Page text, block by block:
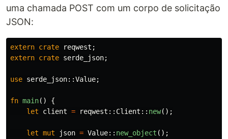
uma chamada POST com um corpo de solicitação
JSON:
extern crate reqwest ;
extern crate serde_json;
use serde_json::Value;
fn main()
{
let
client = reqwest :: Client :: new();
let mut json = Value:: new_object ();